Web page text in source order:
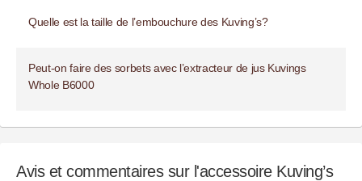
Quelle est la taille de l’embouchure des Kuving’s?
Peut-on faire des sorbets avec l’extracteur de jus Kuvings
Whole B6000
Avis et commentaires sur l'accessoire Kuving’s